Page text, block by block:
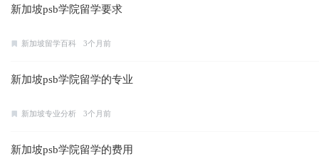
新加坡psb学院留学要求
新加坡留学百科 3个月前
新加坡psb学院留学的专业
新加坡专业分析 3个月前
新加坡psb学院留学的费用